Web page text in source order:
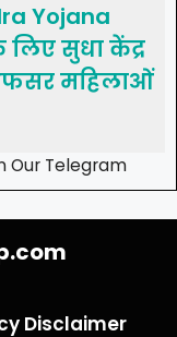
Yojana
लिए सुधा केंद्र
महिलाओं
Our Telegram
Disclaimer